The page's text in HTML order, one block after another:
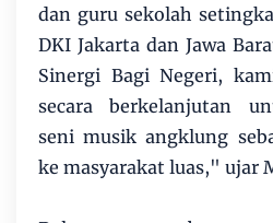
dan guru sekolah
DKI Jakarta dan Jawa
Sinergi Bagi Negeri,
secara berkelanjutan
seni musik angklung
ke masyarakat luas," ujar